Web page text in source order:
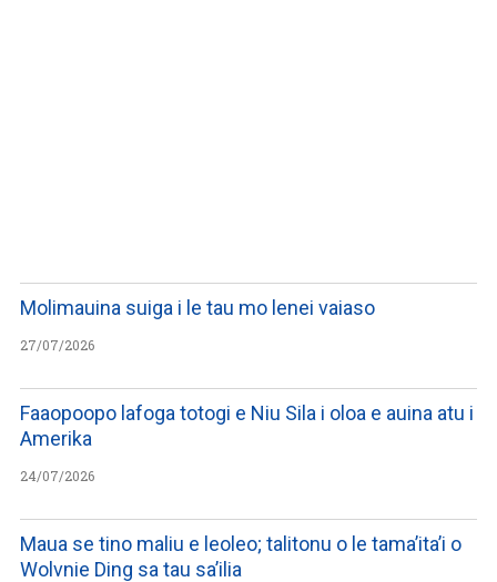
Molimauina suiga i le tau mo lenei vaiaso
27/07/2026
Faaopoopo lafoga totogi e Niu Sila i oloa e auina atu i
Amerika
24/07/2026
Maua se tino maliu e leoleo; talitonu o le tama’ita’i o
Wolvnie Ding sa tau sa’ilia